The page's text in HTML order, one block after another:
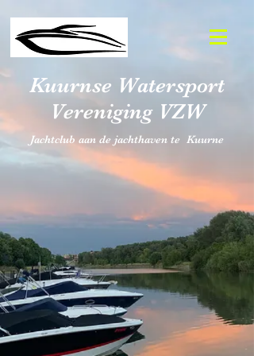
Kuurnse Watersport
Vereniging VZW
Jachtclub aan de jachthaven te Kuurne